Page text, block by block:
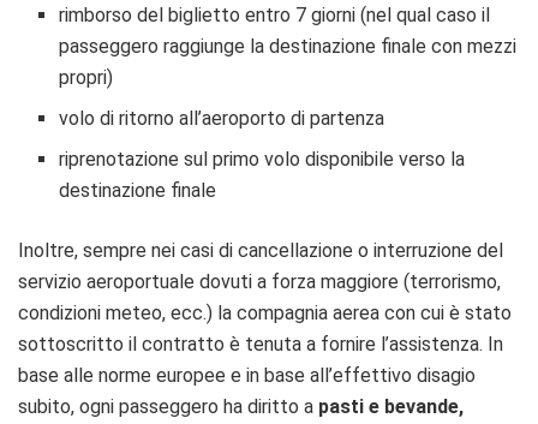
rimborso del biglietto entro 7 giorni (nel qual caso il
passeggero raggiunge la destinazione finale con mezzi
propri)
volo di ritorno all’aeroporto di partenza
riprenotazione sul primo volo disponibile verso la
destinazione finale
Inoltre, sempre nei casi di cancellazione o interruzione del
servizio aeroportuale dovuti a forza maggiore (terrorismo,
condizioni meteo, ecc.) la compagnia aerea con cui è stato
sottoscritto il contratto è tenuta a fornire l’assistenza. In
base alle norme europee e in base all’effettivo disagio
subito, ogni passeggero ha diritto a pasti e bevande,